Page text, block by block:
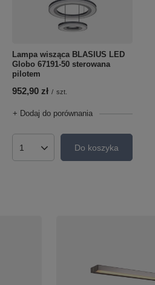
Lampa wisząca BLASIUS LED
Globo 67191-50 sterowana
pilotem
952,90 zł / szt.
+ Dodaj do porównania
Ilość produktówDo koszyka